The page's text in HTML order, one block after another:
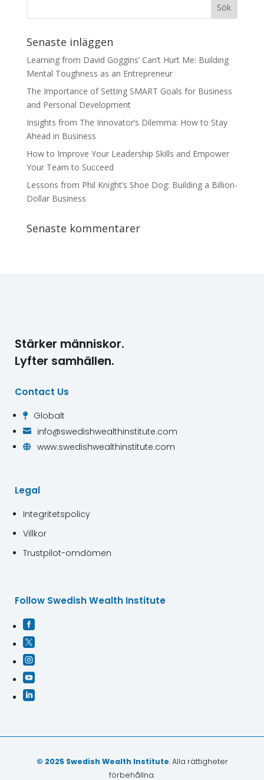
Senaste inläggen
Learning from David Goggins’ Can’t Hurt Me: Building
Mental Toughness as an Entrepreneur
The Importance of Setting SMART Goals for Business
and Personal Development
Insights from The Innovator’s Dilemma: How to Stay
Ahead in Business
How to Improve Your Leadership Skills and Empower
Your Team to Succeed
Lessons from Phil Knight’s Shoe Dog: Building a Billion-
Dollar Business
Senaste kommentarer
Stärker människor.
Lyfter samhällen.
Contact Us
 Globalt
 info@swedishwealthinstitute.com
 www.swedishwealthinstitute.com
Legal
Integritetspolicy
Villkor
Trustpilot-omdömen
Follow Swedish Wealth Institute





© 2025 Swedish Wealth Institute. Alla rättigheter
förbehållna.